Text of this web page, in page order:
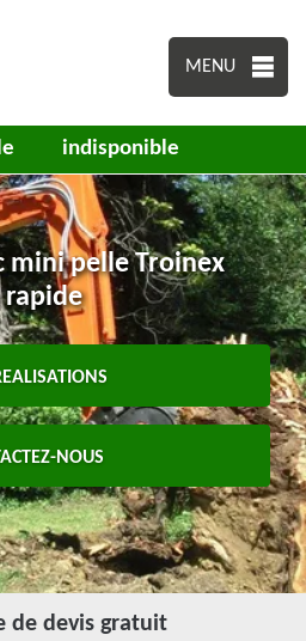
MENU
indisponible
mini pelle Troinex
rapide
NOUS
de devis gratuit